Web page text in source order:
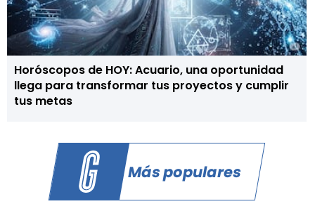
Horóscopos de HOY: Acuario, una oportunidad
llega para transformar tus proyectos y cumplir
tus metas
Más populares